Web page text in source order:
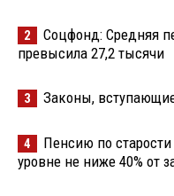
2
Соцфонд: Средняя
превысила 27,2 тысячи
3 Законы,
4
Пенсию по
уровне не ниже 40% от